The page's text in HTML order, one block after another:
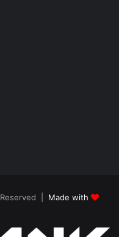
| Made with